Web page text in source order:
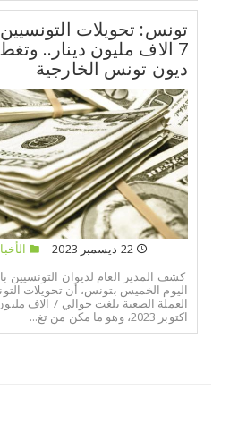
تونس: تحويلات التونسيين
ديون تونس الخارجية
22 ديسمبر 2023
كشف المدير العام لديوان التونسيين
اليوم الخميس بتونس، أن تحويلات
العملة الصعبة
اكتوبر 2023، وهو ما مكن من تغ...